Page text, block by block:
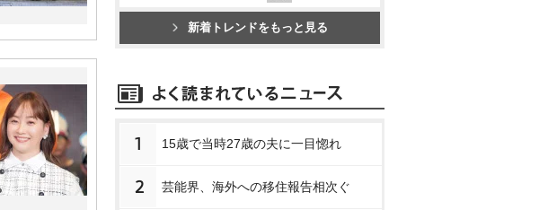
新着トレンドをもっと見る
1 15歳で当時27歳の夫に一目惚れ
2 芸能界、海外への移住報告相次ぐ